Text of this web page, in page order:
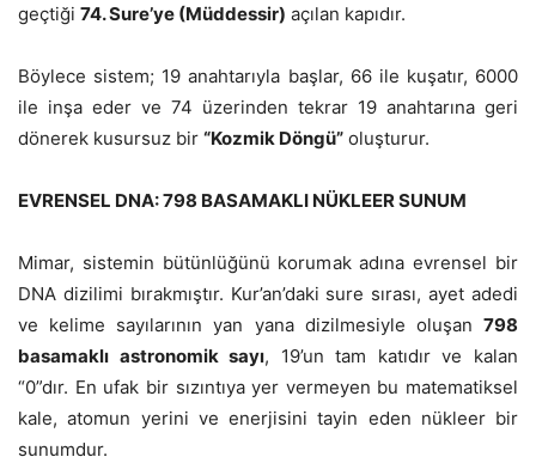
geçtiği 74. Sure’ye (Müddessir) açılan kapıdır.
Böylece sistem; 19 anahtarıyla başlar, 66 ile kuşatır, 6000
ile inşa eder ve 74 üzerinden tekrar 19 anahtarına geri
dönerek kusursuz bir “Kozmik Döngü” oluşturur.
EVRENSEL DNA: 798 BASAMAKLI NÜKLEER SUNUM
Mimar, sistemin bütünlüğünü korumak adına evrensel bir
DNA dizilimi bırakmıştır. Kur’an’daki sure sırası, ayet adedi
ve kelime sayılarının yan yana dizilmesiyle oluşan 798
basamaklı astronomik sayı, 19’un tam katıdır ve kalan
“0”dır. En ufak bir sızıntıya yer vermeyen bu matematiksel
kale, atomun yerini ve enerjisini tayin eden nükleer bir
sunumdur.